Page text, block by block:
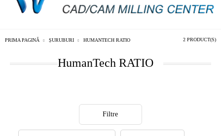
PRIMA PAGINĂ ȘURUBURI HUMANTECH RATIO 2 PRODUCT(S)
HumanTech RATIO
Filtre